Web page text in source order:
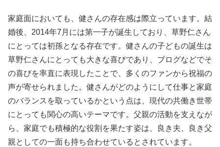
家庭面においても、健さんの存在感は際立っています。結
婚後、2014年7月には第一子が誕生しており、草野仁さん
にとっては初孫となる存在です。健さんの子どもの誕生は
草野仁さんにとっても大きな喜びであり、ブログなどでそ
の喜びを率直に表現したことで、多くのファンから祝福の
声が寄せられました。健さんがどのようにして仕事と家庭
のバランスを取っているかという点は、現代の共働き世帯
にとっても関心の高いテーマです。父親の活動を支えなが
ら、家庭でも積極的な役割を果たす姿は、良き夫、良き父
親としての一面も持ち合わせているとされています。